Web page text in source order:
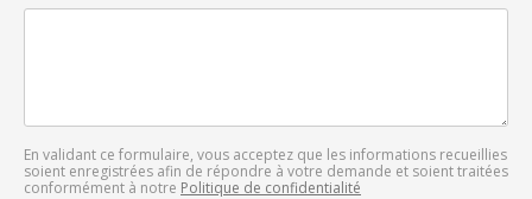
En validant ce formulaire, vous acceptez que les informations recueillies
soient enregistrées afin de répondre à votre demande et soient traitées
conformément à notre Politique de confidentialité